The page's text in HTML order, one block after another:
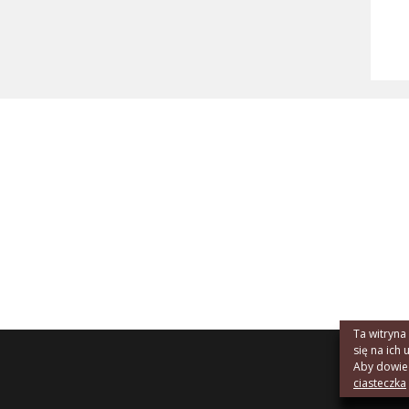
Ta
się na ich
Aby
ciasteczka